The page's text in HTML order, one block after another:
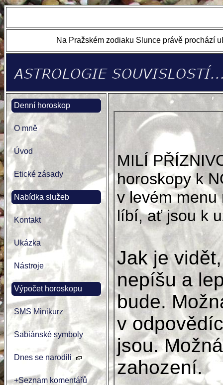
Na Pražském zodiaku Slunce právě prochází
Denní horoskop
O mně
Úvod
Etické zásady
Nabídka služeb
Kontakt
Ukázka
Nástroje
Výpočet horoskopu
SMS Minikurz
Sabiánské symboly
Dnes se narodili
+Seznam komentářů
MILÍ
horoskopy k
v levém menu
líbí, ať jsou k
Jak je
nepíšu a
bude.
v
jsou.
zahození.